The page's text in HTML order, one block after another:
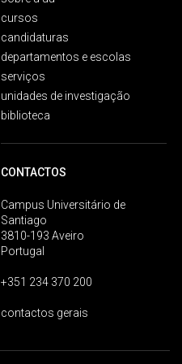
cursos
candidaturas
departamentos e escolas
serviços
unidades de investigação
biblioteca
CONTACTOS
Campus Universitário de
Santiago
3810-193 Aveiro
Portugal
+351 234 370 200
contactos gerais